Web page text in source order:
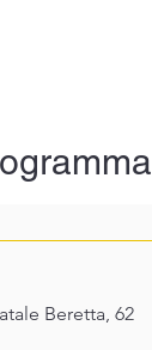
Beretta, 62